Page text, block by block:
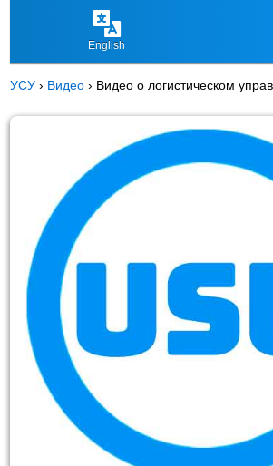
English
УСУ › Видео › Видео о логистическом